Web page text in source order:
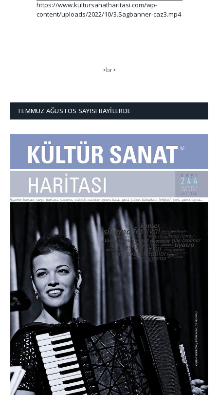
https://www.kultursanatharitasi.com/wp-
content/uploads/2022/10/3.Sagbanner-caz3.mp4
>br>
TEMMUZ AĞUSTOS SAYISI BAYILERDE